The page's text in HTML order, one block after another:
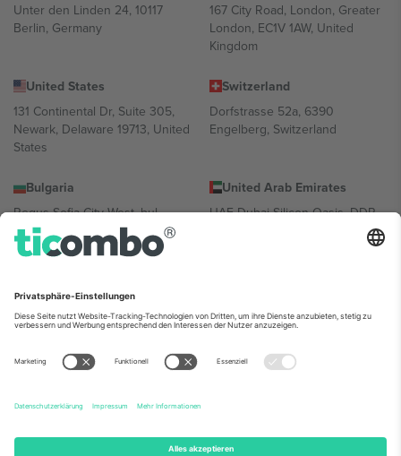
Unter den Linden 24, 10117
Berlin, Germany
167 City Road, London, Greater
London, EC1V 1AW, United
Kingdom
United States
131 Continental Dr, Suite 305,
Newark, Delaware 19713, United
States
Switzerland
Dorfstrasse 52a, 6390
Engelberg, Switzerland
Bulgaria
Regus Sofia City West, bul
Totleben 53-55, 1606 Sofia,
Bulgaria
United Arab Emirates
UAE Dubai Silicon Oasis, DDP
Building A1, Office 302, Dubai,
Mexico
Av Chapultepec 360, Roma
Norte, Cuauhtémoc, 06700
Ciudad de México, CDMX,
Mexico
Die juristische Person des Plattformanbieters kann je nach
Informationen finden Sie auf der jeweiligen Veranstaltungsseite, im